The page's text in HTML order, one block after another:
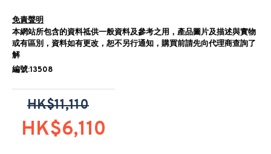
免責聲明
本網站所包含的資料祗供一般資料及參考之用，產品圖片及描述與實物
或有區別，資料如有更改，恕不另行通知，購買前請先向代理商查詢了
解
編號:13508
HK$6,110
HK$11,110